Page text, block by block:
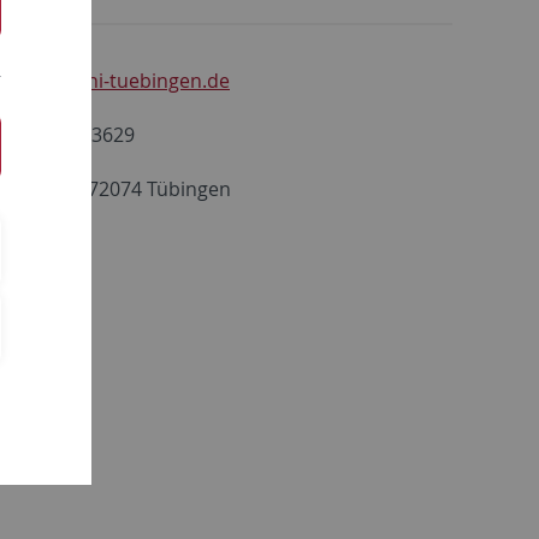
@uni-tuebingen.de
29-73629
2, 72074 Tübingen